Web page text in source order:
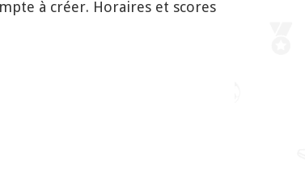
à créer. Horaires et scores